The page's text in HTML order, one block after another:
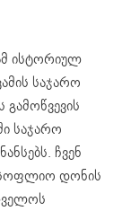
ისტორიულ
საჯარო
საჯარო
ჩვენ
დონის